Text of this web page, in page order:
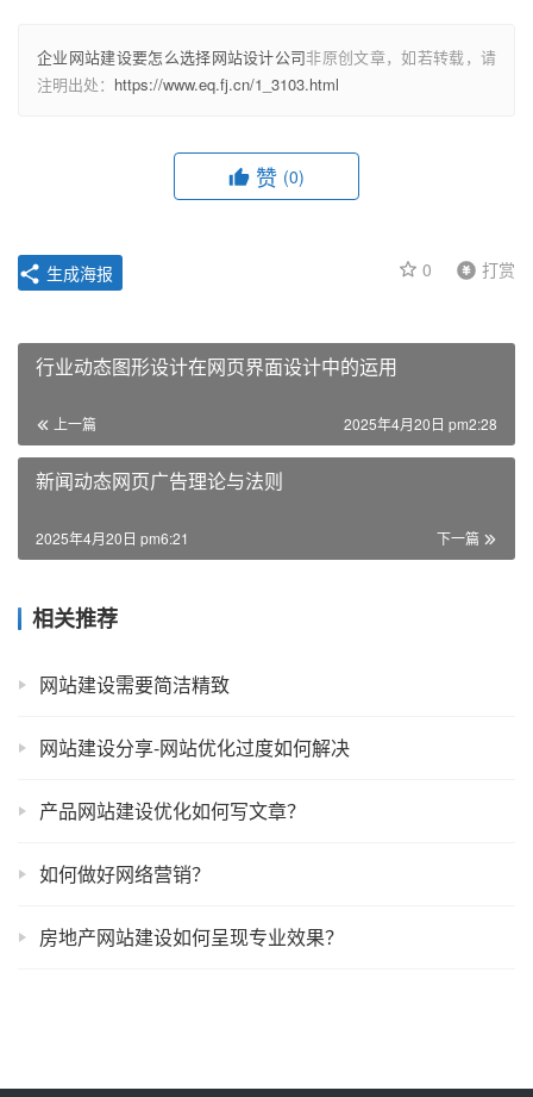
企业网站建设要怎么选择网站设计公司非原创文章，如若转载，请
注明出处： https://www.eq.fj.cn/1_3103.html
赞 (0)
0 打赏
生成海报
行业动态图形设计在网页界面设计中的运用
上一篇 2025年4月20日 pm2:28
新闻动态网页广告理论与法则
下一篇
2025年4月20日 pm6:21
相关推荐
网站建设需要简洁精致
网站建设分享-网站优化过度如何解决
产品网站建设优化如何写文章？
如何做好网络营销？
房地产网站建设如何呈现专业效果？